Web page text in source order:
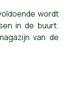
wordt
in de buurt.
van de